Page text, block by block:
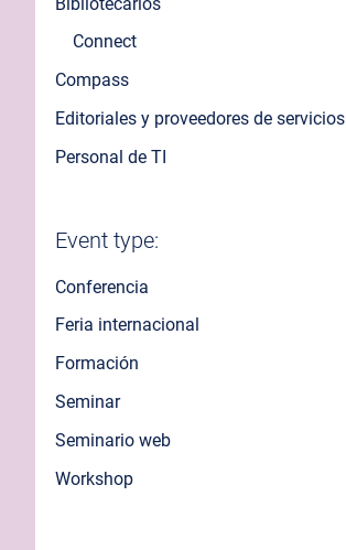
Connect
Compass
Editoriales y proveedores de servicios
Personal de TI
Event type:
Conferencia
Feria internacional
Formación
Seminar
Seminario web
Workshop